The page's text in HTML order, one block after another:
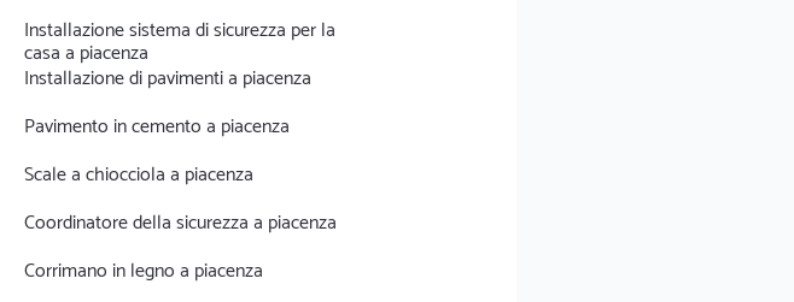
Installazione sistema di sicurezza per la
casa a piacenza
Installazione di pavimenti a piacenza
Pavimento in cemento a piacenza
Scale a chiocciola a piacenza
Coordinatore della sicurezza a piacenza
Corrimano in legno a piacenza